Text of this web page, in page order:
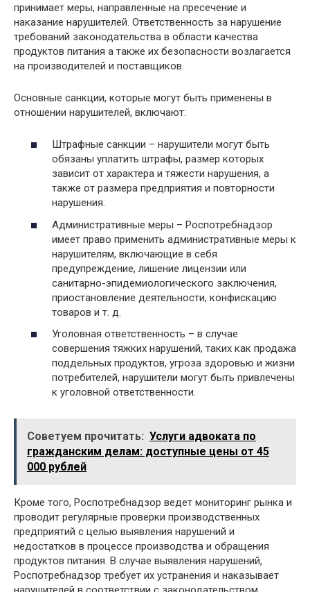
принимает меры, направленные на пресечение и
наказание нарушителей. Ответственность за нарушение
требований законодательства в области качества
продуктов питания а также их безопасности возлагается
на производителей и поставщиков.
Основные санкции, которые могут быть применены в
отношении нарушителей, включают:
Штрафные санкции – нарушители могут быть
обязаны уплатить штрафы, размер которых
зависит от характера и тяжести нарушения, а
также от размера предприятия и повторности
нарушения.
Административные меры – Роспотребнадзор
имеет право применить административные меры к
нарушителям, включающие в себя
предупреждение, лишение лицензии или
санитарно-эпидемиологического заключения,
приостановление деятельности, конфискацию
товаров и т. д.
Уголовная ответственность – в случае
совершения тяжких нарушений, таких как продажа
поддельных продуктов, угроза здоровью и жизни
потребителей, нарушители могут быть привлечены
к уголовной ответственности.
Советуем прочитать: Услуги адвоката по
гражданским делам: доступные цены от 45
000 рублей
Кроме того, Роспотребнадзор ведет мониторинг рынка и
проводит регулярные проверки производственных
предприятий с целью выявления нарушений и
недостатков в процессе производства и обращения
продуктов питания. В случае выявления нарушений,
Роспотребнадзор требует их устранения и наказывает